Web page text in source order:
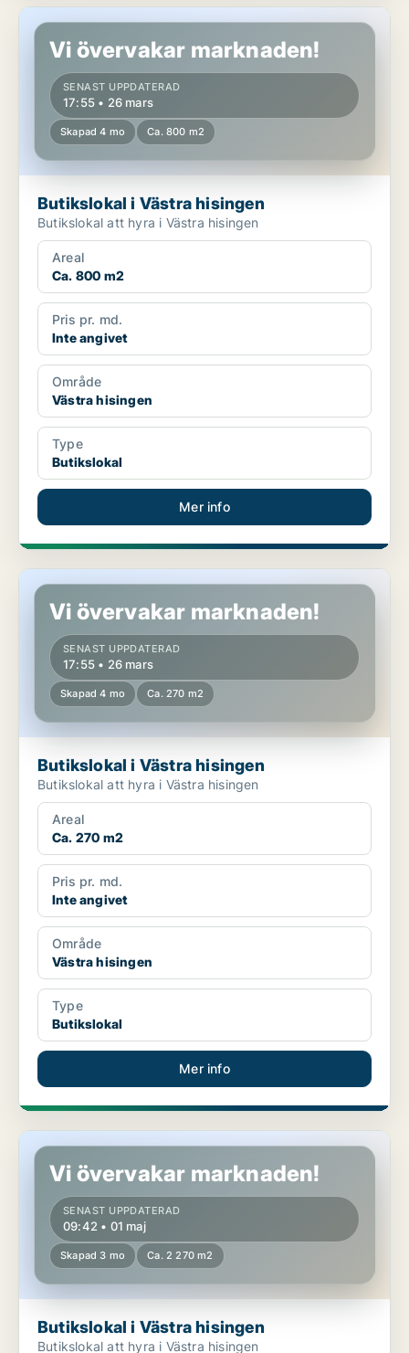
Butikslokal i Västra hisingen
Vi övervakar marknaden!
SENAST UPPDATERAD
17:55 • 26 mars
Skapad 4 mo Ca. 800 m2
Butikslokal i Västra hisingen
Butikslokal att hyra i Västra hisingen
Areal
Ca. 800 m2
Pris pr. md.
Inte angivet
Område
Västra hisingen
Type
Butikslokal
Mer info
Butikslokal i Västra hisingen
Vi övervakar marknaden!
SENAST UPPDATERAD
17:55 • 26 mars
Skapad 4 mo Ca. 270 m2
Butikslokal i Västra hisingen
Butikslokal att hyra i Västra hisingen
Areal
Ca. 270 m2
Pris pr. md.
Inte angivet
Område
Västra hisingen
Type
Butikslokal
Mer info
Butikslokal i Västra hisingen
Vi övervakar marknaden!
SENAST UPPDATERAD
09:42 • 01 maj
Skapad 3 mo Ca. 2 270 m2
Butikslokal i Västra hisingen
Butikslokal att hyra i Västra hisingen